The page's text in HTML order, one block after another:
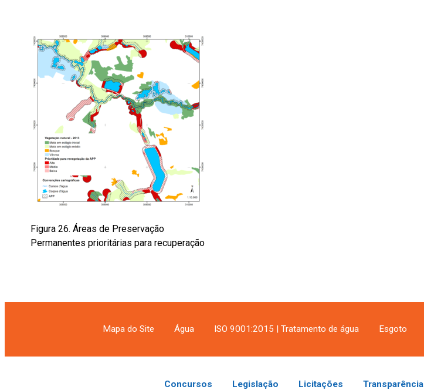
Figura 26. Áreas de Preservação
Permanentes prioritárias para recuperação
Mapa do Site Água ISO 9001:2015 | Tratamento de água Esgoto
Concursos Legislação Licitações Transparência